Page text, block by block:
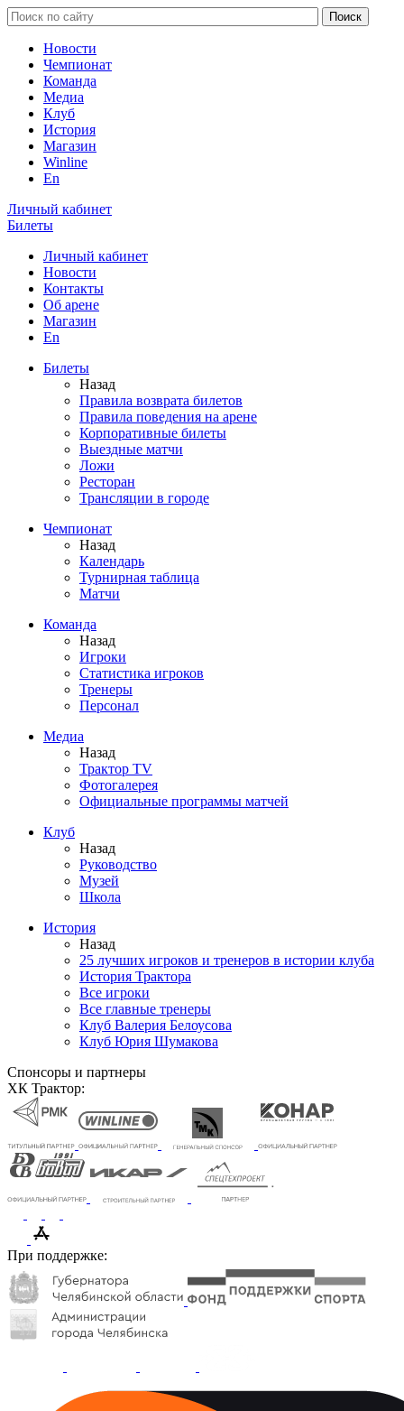
Новости
Чемпионат
Команда
Медиа
Клуб
История
Магазин
Winline
En
Личный кабинет
Билеты
Личный кабинет
Новости
Контакты
Об арене
Магазин
En
Билеты
Назад
Правила возврата билетов
Правила поведения на арене
Корпоративные билеты
Выездные матчи
Ложи
Ресторан
Трансляции в городе
Чемпионат
Назад
Календарь
Турнирная таблица
Матчи
Команда
Назад
Игроки
Статистика игроков
Тренеры
Персонал
Медиа
Назад
Трактор TV
Фотогалерея
Официальные программы матчей
Клуб
Назад
Руководство
Музей
Школа
История
Назад
25 лучших игроков и тренеров в истории клуба
История Трактора
Все игроки
Все главные тренеры
Клуб Валерия Белоусова
Клуб Юрия Шумакова
Спонсоры и партнеры
ХК Трактор:
При поддержке: